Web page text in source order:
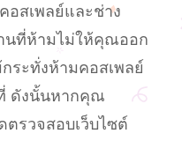
อสเพลย์และช่าง
นที่ห้ามไม่ให้คุณออก
ระทั่งห้ามคอสเพลย์
ดังนั้นหากคุณ
ตรวจสอบเว็บไซต์